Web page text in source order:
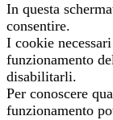
In questa
consentire.
I cookie
funzionamento
disabilitarli.
Per conoscere
funzionamento